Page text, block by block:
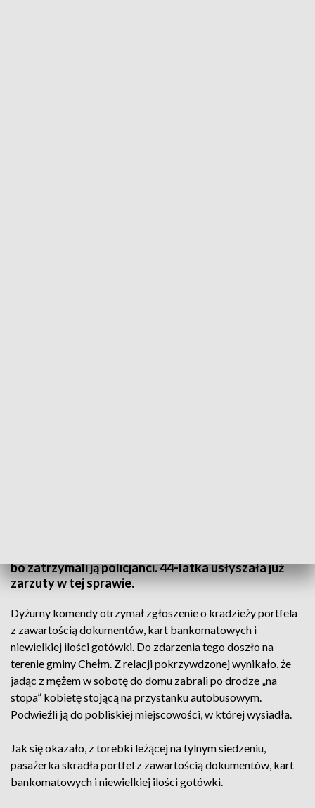
bo zatrzymali ją policjanci. 44-latka usłyszała już
zarzuty w tej sprawie.
Dyżurny komendy otrzymał zgłoszenie o kradzieży portfela
z zawartością dokumentów, kart bankomatowych i
niewielkiej ilości gotówki. Do zdarzenia tego doszło na
terenie gminy Chełm. Z relacji pokrzywdzonej wynikało, że
jadąc z mężem w sobotę do domu zabrali po drodze „na
stopa” kobietę stojącą na przystanku autobusowym.
Podwieźli ją do pobliskiej miejscowości, w której wysiadła.
Jak się okazało, z torebki leżącej na tylnym siedzeniu,
pasażerka skradła portfel z zawartością dokumentów, kart
bankomatowych i niewielkiej ilości gotówki.